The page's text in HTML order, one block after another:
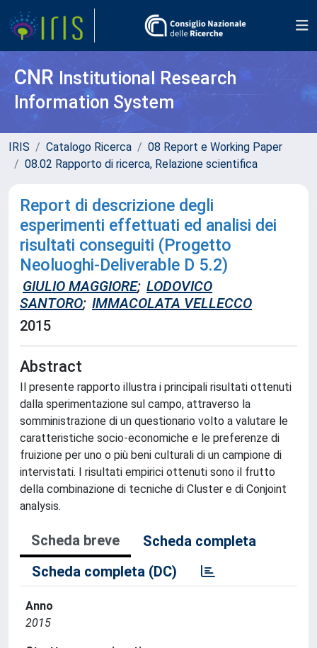
CNR Institutional Research
Information System
IRIS Catalogo Ricerca
08 Report e Working Paper
08.02 Rapporto di ricerca, Relazione scientifica
Report di descrizione degli
esperimenti effettuati ed analisi dei
risultati conseguiti (Progetto
Neoluoghi-Deliverable D 5.2)
GIULIO MAGGIORE; LODOVICO
SANTORO; IMMACOLATA VELLECCO
2015
Abstract
Il presente rapporto illustra i principali risultati ottenuti
dalla sperimentazione sul campo, attraverso la
somministrazione di un questionario volto a valutare le
caratteristiche socio-economiche e le preferenze di
fruizione per uno o più beni culturali di un campione di
intervistati. I risultati empirici ottenuti sono il frutto
della combinazione di tecniche di Cluster e di Conjoint
analysis.
Scheda breve
Scheda completa
Scheda completa (DC)
Anno
2015